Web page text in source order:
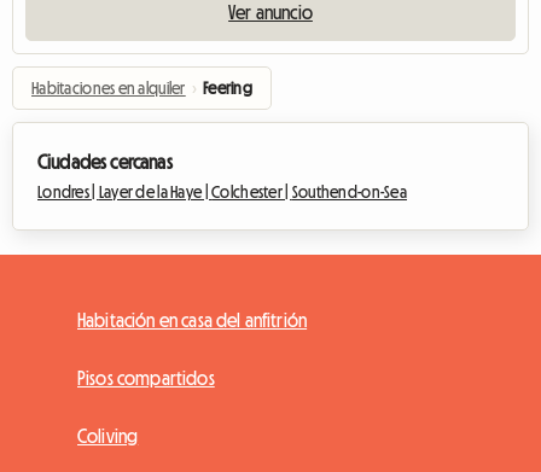
Ver anuncio
Habitaciones en alquiler › Feering
Ciudades cercanas
Londres | Layer de la Haye |Colchester | Southend-on-Sea
Habitación en casa del anfitrión
Pisos compartidos
Coliving